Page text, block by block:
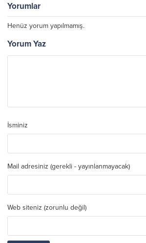
Yorumlar
Henüz yorum yapılmamış.
Yorum Yaz
İsminiz
Mail adresiniz (gerekli - yayınlanmayacak)
Web siteniz (zorunlu değil)